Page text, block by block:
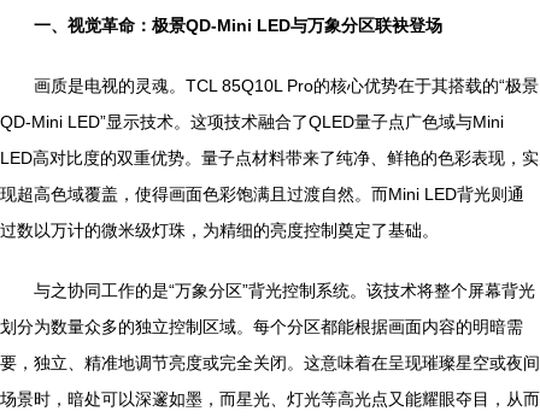
一、视觉革命：极景QD-Mini LED与万象分区联袂登场
画质是电视的灵魂。TCL 85Q10L Pro的核心优势在于其搭载的“极景
QD-Mini LED”显示技术。这项技术融合了QLED量子点广色域与Mini
LED高对比度的双重优势。量子点材料带来了纯净、鲜艳的色彩表现，实
现超高色域覆盖，使得画面色彩饱满且过渡自然。而Mini LED背光则通
过数以万计的微米级灯珠，为精细的亮度控制奠定了基础。
与之协同工作的是“万象分区”背光控制系统。该技术将整个屏幕背光
划分为数量众多的独立控制区域。每个分区都能根据画面内容的明暗需
要，独立、精准地调节亮度或完全关闭。这意味着在呈现璀璨星空或夜间
场景时，暗处可以深邃如墨，而星光、灯光等高光点又能耀眼夺目，从而